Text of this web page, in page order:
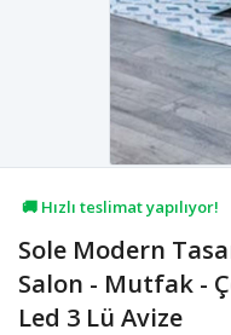
🚚 Hızlı teslimat yapılıyor!
💖 69,4B kişi favoriledi!
💸 Sepette 100 TL indirim!
Sole Modern
Salon - Mutfak -
Led 3 Lü Avize